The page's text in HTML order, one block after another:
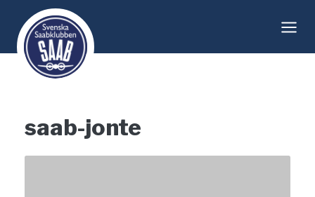
content
saab-jonte